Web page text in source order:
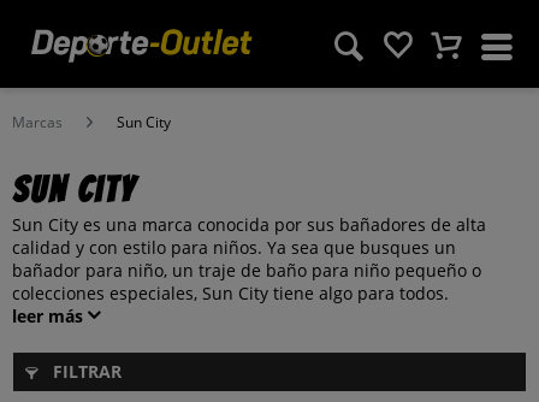
Marcas Sun City
Sun City
Sun City es una marca conocida por sus bañadores de alta
calidad y con estilo para niños. Ya sea que busques un
bañador para niño, un traje de baño para niño pequeño o
colecciones especiales, Sun City tiene algo para todos.
leer más
FILTRAR